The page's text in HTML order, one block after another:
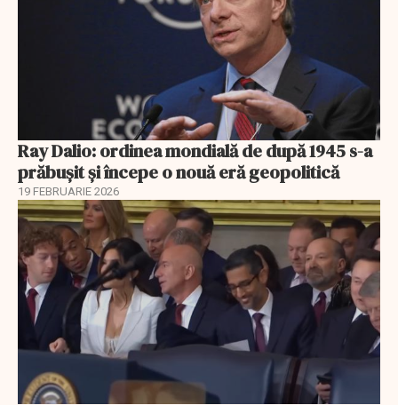
Ray Dalio: ordinea mondială de după 1945 s-a
prăbușit și începe o nouă eră geopolitică
19 FEBRUARIE 2026